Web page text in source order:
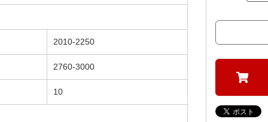
2010-2250
2760-3000
10